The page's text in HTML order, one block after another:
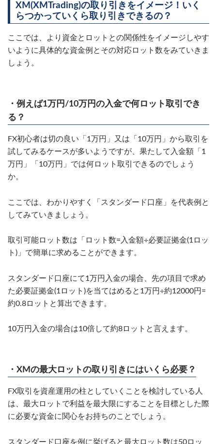
XM(XMTrading)の取り引きをイメージ！いく
らつかっていくら取り引きできるの？
ここでは、より資金とロットとの関係性をイメージしやす
いように具体的な資金例とその対応ロット数をみていきま
しょう。
・例えば1万円/10万円の入金で何ロット取引でき
る？
FX初心者は切の良い「1万円」又は「10万円」から取引を
試してみるケースが多いようですが、果たして入金額「1
万円」「10万円」では何ロット取引できるのでしょう
か。
ここでは、わかりやすく「スタンダード口座」を代表例と
してみていきましょう。
取引可能ロット数は「ロット数=入金額÷必要証拠金(1ロッ
ト)」で簡単に求めることができます。
スタンダード口座にて1万円入金の場合、先の項目で求め
た必要証拠金(1ロット)を当てはめると1万円÷約12000円=
約0.8ロットと算出できます。
10万円入金の場合は10倍して約8ロットと言えます。
・XMの最大ロットの取り引きにはいくら必要？
FX取引を資産運用の柱としていくことを検討している人
は、最大ロットで利益を最大限にすることを目標とした際
に必要な資金に関心をお持ちのことでしょう。
スタンダード口座を例に挙げると最大ロット数は50ロッ